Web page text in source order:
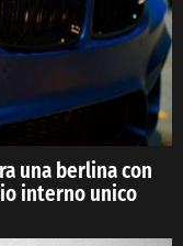
una berlina con
interno unico